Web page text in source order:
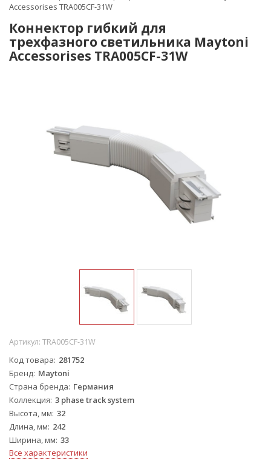
Accessorises TRA005CF-31W
Коннектор гибкий для
трехфазного светильника Maytoni
Accessorises TRA005CF-31W
Артикул: TRA005CF-31W
Код товара 281752
Бренд Maytoni
Страна бренда Германия
Коллекция 3 phase track system
Высота, мм 32
Длина, мм 242
Ширина, мм 33
Все характеристики